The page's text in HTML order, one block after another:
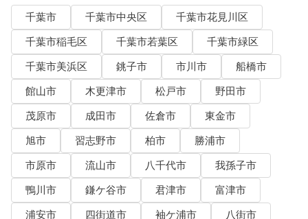
千葉市 千葉市中央区
千葉市花見川区
千葉市稲毛区
千葉市若葉区
千葉市緑区
千葉市美浜区
銚子市 市川市
船橋市
館山市
木更津市 松戸市
野田市
茂原市
成田市 佐倉市
東金市
旭市
習志野市 柏市
勝浦市
市原市
流山市 八千代市
我孫子市
鴨川市
鎌ケ谷市 君津市
富津市
浦安市
四街道市 袖ケ浦市
八街市